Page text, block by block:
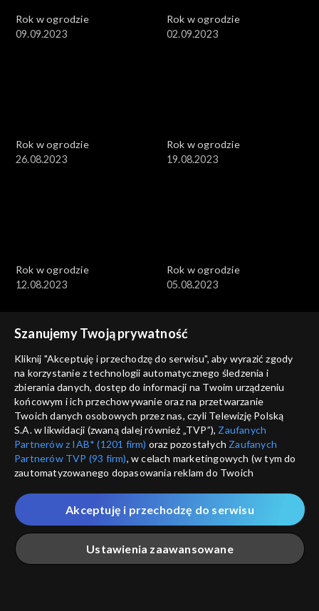
Rok w ogrodzie
09.09.2023
Rok w ogrodzie
02.09.2023
Rok w ogrodzie
26.08.2023
Rok w ogrodzie
19.08.2023
Rok w ogrodzie
12.08.2023
Rok w ogrodzie
05.08.2023
Rok w ogrodzie
29.07.2023
Rok w ogrodzie
22.07.2023
Rok w ogrodzie
15.07.2023
Rok w ogrodzie
08.07.2023
Szanujemy Twoją prywatność
Kliknij "Akceptuję i przechodzę do serwisu", aby wyrazić zgody
na korzystanie z technologii automatycznego śledzenia i
zbierania danych, dostęp do informacji na Twoim urządzeniu
końcowym i ich przechowywanie oraz na przetwarzanie
Twoich danych osobowych przez nas, czyli Telewizję Polską
S.A. w likwidacji (zwaną dalej również „TVP”), Zaufanych
Partnerów z IAB* (1201 firm) oraz pozostałych Zaufanych
Partnerów TVP (93 firm), w celach marketingowych (w tym do
zautomatyzowanego dopasowania reklam do Twoich
które wskazujemy poniżej, a także zgody na udostępnianie
przez nas identyfikatora PPID do Google.
Twoje dane osobowe zbierane podczas odwiedzania przez
Ciebie naszych
poszczególnych serwisówzwanych dalej
„Portalem”, w tym informacje zapisywane za pomocą
Ustawienia zaawansowane
Akceptuję i przechodzę do serwisu